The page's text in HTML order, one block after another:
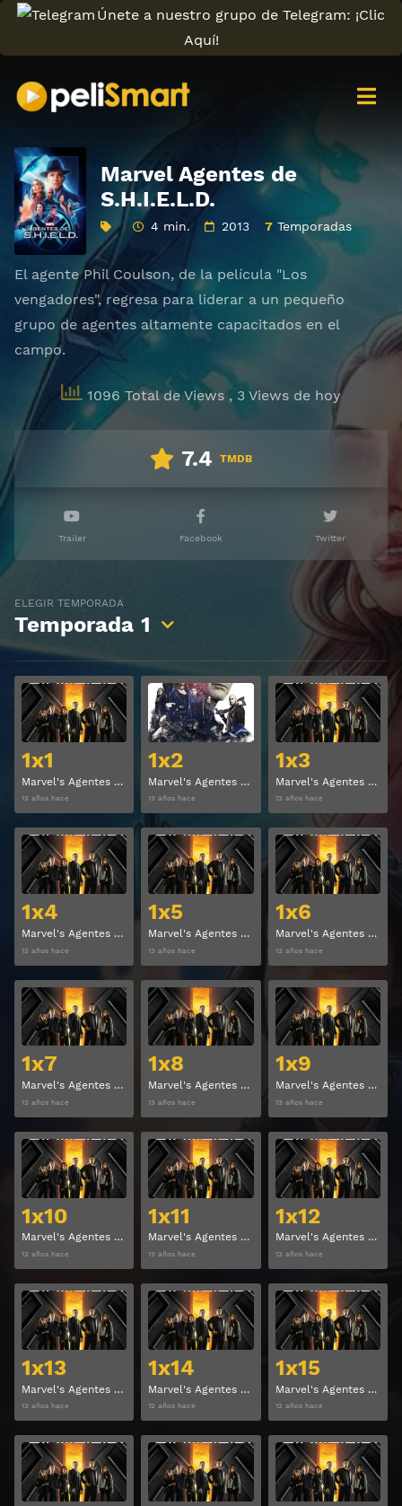
Únete a nuestro grupo de Telegram: ¡Clic
Aquí!
Marvel Agentes de
S.H.I.E.L.D.
4 min. 2013 7Temporadas
El agente Phil Coulson, de la película "Los
vengadores", regresa para liderar a un pequeño
grupo de agentes altamente capacitados en el
campo.
1096 Total de Views , 3 Views de hoy
7.4 TMDB
Trailer Facebook Twitter
ELEGIR TEMPORADA
Temporada 1
1x1
Marvel's Agentes de S.H.I.E.L.D. Temporada 1 Capitulo 1
13 años hace
Ver
1x2
Marvel's Agentes de S.H.I.E.L.D. Temporada 1 Capitulo 2
13 años hace
Ver
1x3
Marvel's Agentes de S.H.I.E.L.D. Temporada 1 Capitulo 3
13 años hace
1x4
Marvel's Agentes de S.H.I.E.L.D. Temporada 1 Capitulo 4
13 años hace
Ver
1x5
Marvel's Agentes de S.H.I.E.L.D. Temporada 1 Capitulo 5
13 años hace
Ver
1x6
Marvel's Agentes de S.H.I.E.L.D. Temporada 1 Capitulo 6
13 años hace
1x7
Marvel's Agentes de S.H.I.E.L.D. Temporada 1 Capitulo 7
13 años hace
Ver
1x8
Marvel's Agentes de S.H.I.E.L.D. Temporada 1 Capitulo 8
13 años hace
Ver
1x9
Marvel's Agentes de S.H.I.E.L.D. Temporada 1 Capitulo 9
13 años hace
1x10
Marvel's Agentes de S.H.I.E.L.D. Temporada 1 Capitulo 10
13 años hace
Ver
1x11
Marvel's Agentes de S.H.I.E.L.D. Temporada 1 Capitulo 11
13 años hace
Ver
1x12
Marvel's Agentes de S.H.I.E.L.D. Temporada 1 Capitulo 12
13 años hace
1x13
Marvel's Agentes de S.H.I.E.L.D. Temporada 1 Capitulo 13
13 años hace
Ver
1x14
Marvel's Agentes de S.H.I.E.L.D. Temporada 1 Capitulo 14
12 años hace
Ver
1x15
Marvel's Agentes de S.H.I.E.L.D. Temporada 1 Capitulo 15
12 años hace
Ver Ver